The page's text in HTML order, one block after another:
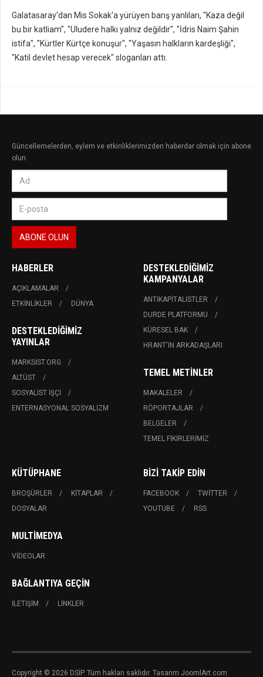
Galatasaray'dan Mis Sokak'a yürüyen barış yanlıları, "Kaza değil
bu bir katliam", "Uludere halkı yalnız değildir", "İdris Naim Şahin
istifa", "Kürtler Kürtçe konuşur", "Yaşasın halkların kardeşliği",
"Katil devlet hesap verecek" sloganları attı.
Güncellemelerden, eylem ve etkinliklerimizden haberdar olmak için abone
olun.
HABERLER
AÇIKLAMALAR
ETKINLIKLER
DÜNYA
DESTEKLEDIĞIMIZ
YAYINLAR
MARKSIST.ORG
ALTÜST
SOSYALIST İŞÇI
ENTERNASYONAL SOSYALIZM
DESTEKLEDIĞIMIZ
KAMPANYALAR
ANTIKAPITALISTLER
DURDE PLATFORMU
KÜRESEL BAK
HRANT'IN ARKADAŞLARI
TEMEL METINLER
MAKALELER
RÖPORTAJLAR
BELGELER
TEMEL FIKIRLERIMIZ
KÜTÜPHANE
BROŞÜRLER
KITAPLAR
DOSYALAR
MULTIMEDYA
VIDEOLAR
BAĞLANTIYA GEÇIN
İLETIŞIM LINKLER
BIZI TAKIP EDIN
FACEBOOK
TWITTER
YOUTUBE
RSS
Copyright © 2026 DSİP. Tüm hakları saklıdır. Tasarım JoomlArt.com.